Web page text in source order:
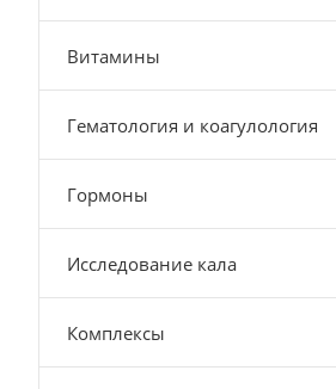
Витамины
Гематология и коагулология
Гормоны
Исследование кала
Комплексы